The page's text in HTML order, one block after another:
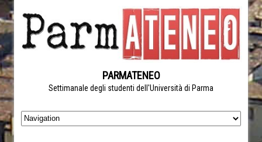
PARMATENEO
Settimanale degli studenti dell'Università di Parma